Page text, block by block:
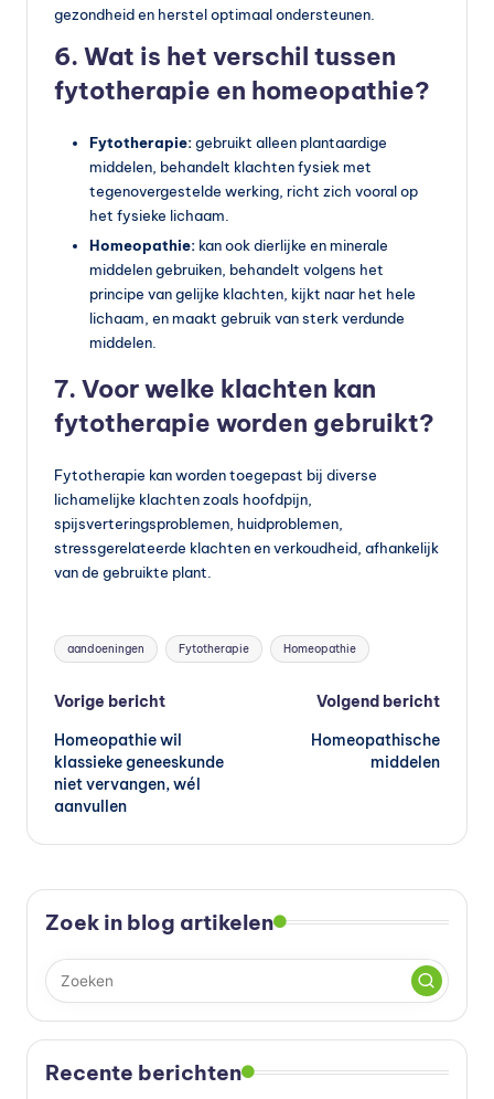
gezondheid en herstel optimaal ondersteunen.
6. Wat is het verschil tussen
fytotherapie en homeopathie?
Fytotherapie:gebruikt alleen plantaardige
middelen, behandelt klachten fysiek met
tegenovergestelde werking, richt zich vooral op
het fysieke lichaam.
Homeopathie: kan ook dierlijke en minerale
middelen gebruiken, behandelt volgens het
principe van gelijke klachten, kijkt naar het hele
lichaam, en maakt gebruik van sterk verdunde
middelen.
7. Voor welke klachten kan
fytotherapie worden gebruikt?
Fytotherapie kan worden toegepast bij diverse
lichamelijke klachten zoals hoofdpijn,
spijsverteringsproblemen, huidproblemen,
stressgerelateerde klachten en verkoudheid, afhankelijk
van de gebruikte plant.
Tags:
aandoeningen Fytotherapie Homeopathie
Bericht
navigatie
Vorige bericht
Homeopathie wil
klassieke geneeskunde
niet vervangen, wél
aanvullen
Volgend bericht
Homeopathische
middelen
Zoek in blog artikelen
Recente berichten